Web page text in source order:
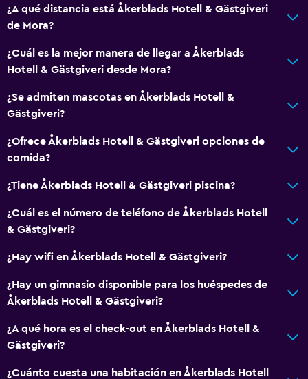
¿A qué distancia está Åkerblads Hotell & Gästgiveri
de Mora?
¿Cuál es la mejor manera de llegar a Åkerblads
Hotell & Gästgiveri desde Mora?
¿Se admiten mascotas en Åkerblads Hotell &
Gästgiveri?
¿Ofrece Åkerblads Hotell & Gästgiveri opciones de
comida?
¿Tiene Åkerblads Hotell & Gästgiveri piscina?
¿Cuál es el número de teléfono de Åkerblads Hotell
& Gästgiveri?
¿Hay wifi en Åkerblads Hotell & Gästgiveri?
¿Hay un gimnasio disponible para los huéspedes de
Åkerblads Hotell & Gästgiveri?
¿A qué hora es el check-out en Åkerblads Hotell &
Gästgiveri?
¿Cuánto cuesta una habitación en Åkerblads Hotell